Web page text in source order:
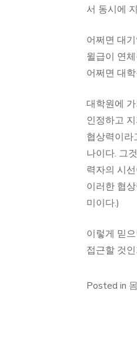
서 동시에
어쩌면 대
윌급이 연
어쩌면 대
대학원에
인정하고
협상력이라
나이다. 그
력자의 시
이러한 협
미이다.)
이렇게 믿
접근할 것
Posted in